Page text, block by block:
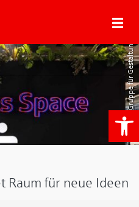
GfG/Gruppe für Gestaltung, Michel Iffländer
Raum für neue Ideen